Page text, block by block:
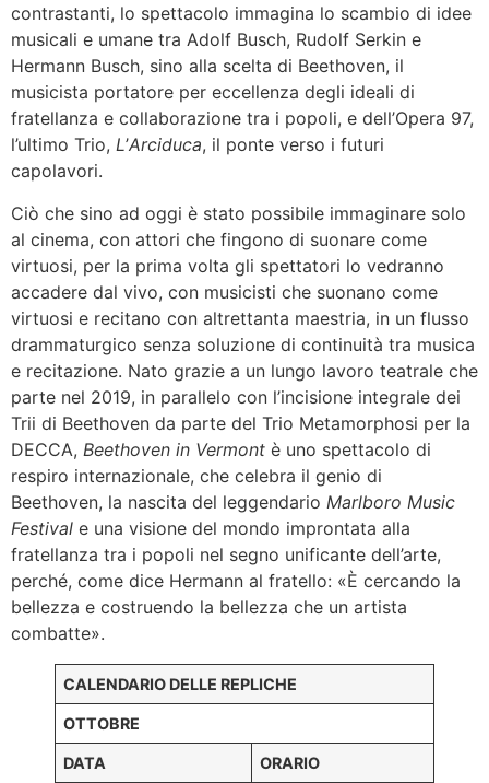
contrastanti, lo spettacolo immagina lo scambio di idee
musicali e umane tra Adolf Busch, Rudolf Serkin e
Hermann Busch, sino alla scelta di Beethoven, il
musicista portatore per eccellenza degli ideali di
fratellanza e collaborazione tra i popoli, e dell’Opera 97,
l’ultimo Trio, L’Arciduca, il ponte verso i futuri
capolavori.
Ciò che sino ad oggi è stato possibile immaginare solo
al cinema, con attori che fingono di suonare come
virtuosi, per la prima volta gli spettatori lo vedranno
accadere dal vivo, con musicisti che suonano come
virtuosi e recitano con altrettanta maestria, in un flusso
drammaturgico senza soluzione di continuità tra musica
e recitazione. Nato grazie a un lungo lavoro teatrale che
parte nel 2019, in parallelo con l’incisione integrale dei
Trii di Beethoven da parte del Trio Metamorphosi per la
DECCA, Beethoven in Vermont è uno spettacolo di
respiro internazionale, che celebra il genio di
Beethoven, la nascita del leggendario Marlboro Music
Festival e una visione del mondo improntata alla
fratellanza tra i popoli nel segno unificante dell’arte,
perché, come dice Hermann al fratello: «È cercando la
bellezza e costruendo la bellezza che un artista
combatte».
CALENDARIO DELLE REPLICHE
OTTOBRE
DATA ORARIO